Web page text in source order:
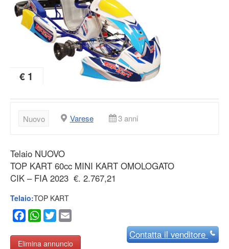
€ 1
Nuovo Varese 3 anni
Telaio NUOVO
TOP KART 60cc MINI KART OMOLOGATO
CIK – FIA 2023 €. 2.767,21
Telaio:TOP KART
Facebook
WhatsApp
Twitter
Elimina annuncio
Contattail venditore